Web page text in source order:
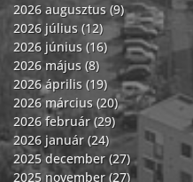
2026 augusztus (9)
2026 július (12)
2026 június (16)
2026 május (8)
2026 április (19)
2026 március (20)
2026 február (29)
2026 január (24)
2025 december (27)
2025 november (27)